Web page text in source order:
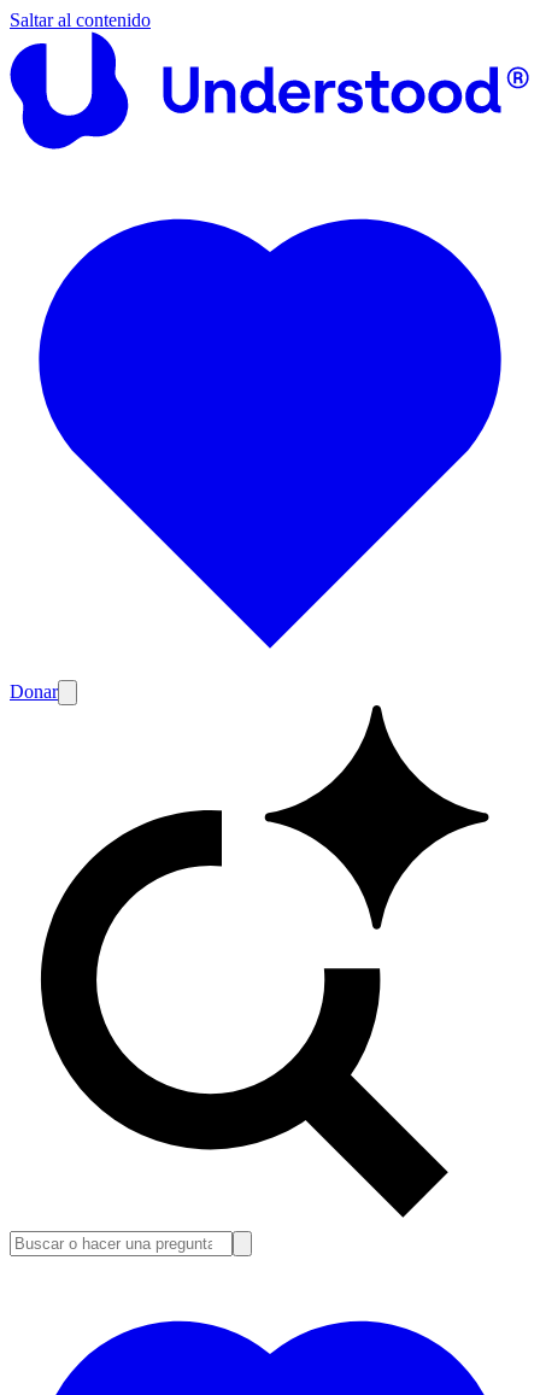
Saltar al contenido
Donar